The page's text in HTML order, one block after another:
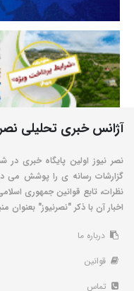
آژانس خبری تحلیلی
نصر نیوز اولین پایگاه خبری
گزارشات رسانه ی را پوشش می
نظرات، تابع قوانین جمهوری
اخبار آن با ذکر "نصرنیوز" بعنوان
درباره ما
قوانین
تماس